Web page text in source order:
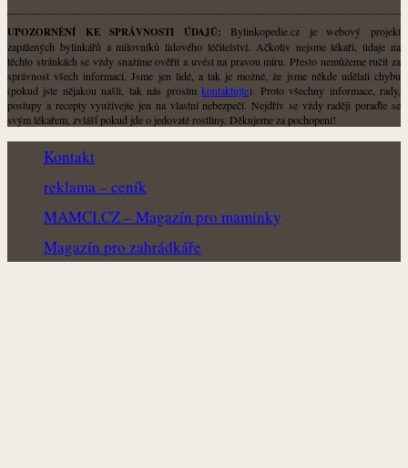
UPOZORNĚNÍ KE SPRÁVNOSTI ÚDAJŮ: Bylinkopedie.cz je webový projekt
zapálených bylinkářů a milovníků lidového léčitelství. Ačkoliv nejsme lékaři, údaje na
těchto stránkách se vždy snažíme ověřit a uvést na pravou míru. Přesto nemůžeme ručit za
správnost všech informací. Jsme jen lidé, a tak je možné, že jsme někde udělali chybu
(pokud jste nějakou našli, tak nás prosímkontaktujte). Proto všechny informace, rady,
postupy a recepty využívejte jen na vlastní nebezpečí. Nejdřív se vždy raději poraďte se
svým lékařem, zvlášť pokud jde o jedovaté rostliny. Děkujeme za pochopení!
Kontakt
reklama – ceník
MAMCI.CZ – Magazín pro maminky
Magazín pro zahrádkáře